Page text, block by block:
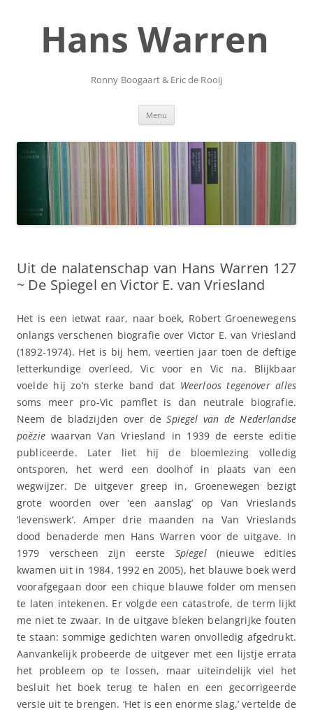
inhoudHans Warren
Ronny Boogaart & Eric de Rooij
Menu
Uit de nalatenschap van Hans Warren 127
~ De Spiegel en Victor E. van Vriesland
Het is een ietwat raar, naar boek, Robert Groenewegens
onlangs verschenen biografie over Victor E. van Vriesland
(1892-1974). Het is bij hem, veertien jaar toen de deftige
letterkundige overleed, Vic voor en Vic na. Blijkbaar
voelde hij zo’n sterke band dat Weerloos tegenover alles
soms meer pro-Vic pamflet is dan neutrale biografie.
Neem de bladzijden over deSpiegel van de Nederlandse
poëziewaarvan Van Vriesland in 1939 de eerste editie
publiceerde. Later liet hij de bloemlezing volledig
ontsporen, het werd een doolhof in plaats van een
wegwijzer. De uitgever greep in, Groenewegen bezigt
grote woorden over ‘een aanslag’ op Van Vrieslands
‘levenswerk’. Amper drie maanden na Van Vrieslands
dood benaderde men Hans Warren voor de uitgave. In
1979 verscheen zijn eerste Spiegel(nieuwe edities
kwamen uit in 1984, 1992 en 2005), het blauwe boek werd
voorafgegaan door een chique blauwe folder om mensen
te laten intekenen. Er volgde een catastrofe, de term lijkt
me niet te zwaar. In de uitgave bleken belangrijke fouten
te staan: sommige gedichten waren onvolledig afgedrukt.
Aanvankelijk probeerde de uitgever met een lijstje errata
het probleem op te lossen, maar uiteindelijk viel het
besluit het boek terug te halen en een gecorrigeerde
versie uit te brengen. ‘Het is een enorme slag,’ vertelde de